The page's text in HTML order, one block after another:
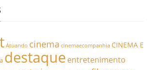
Atuando cinema cinemaecompanhia CINEMA E
destaque entretenimento